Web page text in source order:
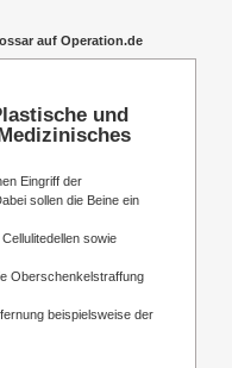
auf Operation.de
und
Eingriff der
sollen die Beine ein
sowie
Oberschenkelstraffung
beispielsweise der